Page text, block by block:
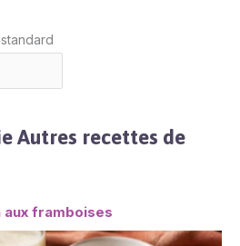
Autres recettes de
framboises